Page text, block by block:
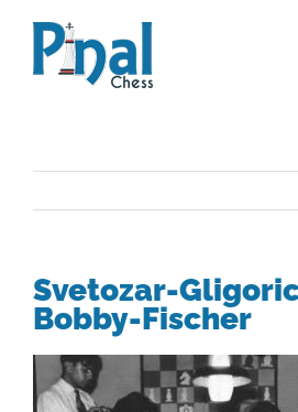
contenido
Svetozar-
Bobby-Fischer